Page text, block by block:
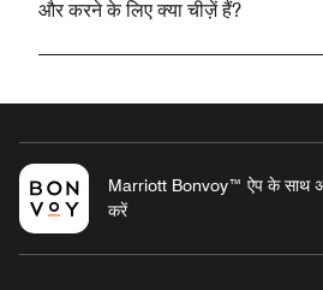
और करने के लिए क्या चीज़ें हैं?
Marriott Bonvoy™ ऐप के साथ
करें